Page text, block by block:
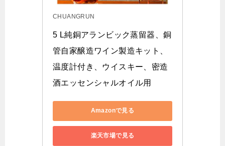
CHUANGRUN
5 L純銅アランビック蒸留器、銅
管自家醸造ワイン製造キット、
温度計付き、ウイスキー、密造
酒エッセンシャルオイル用
Amazonで見る
楽天市場で見る